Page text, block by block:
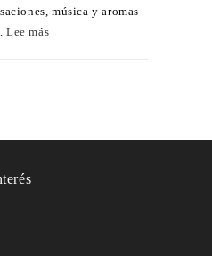
música y aromas
Lee más